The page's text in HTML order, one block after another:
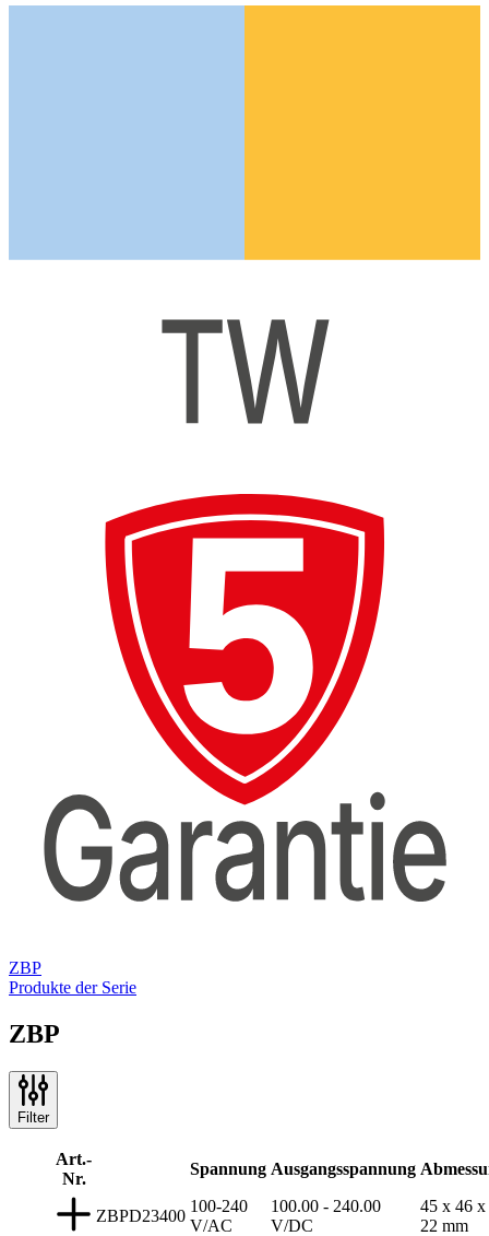
ZBP
Produkte der Serie
ZBP
Filter
Art.-
Nr.
Spannung Ausgangsspannung
ZBPD23400
100-240
V/AC
100.00 - 240.00
V/DC
45 x 46 x
22 mm